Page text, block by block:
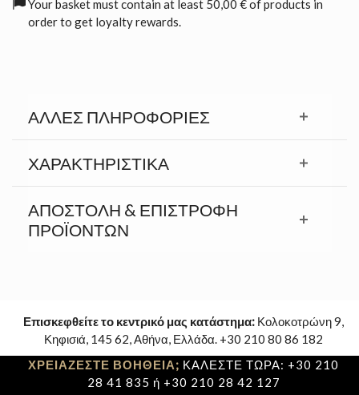
Your basket must contain at least 50,00 € of products in
order to get loyalty rewards.
ΆΛΛΕΣ ΠΛΗΡΟΦΟΡΊΕΣ
ΧΑΡΑΚΤΗΡΙΣΤΙΚΆ
ΑΠΟΣΤΟΛΉ & ΕΠΙΣΤΡΟΦΉ
ΠΡΟΪΟΝΤΩΝ
Επισκεφθείτε το κεντρικό μας κατάστημα: Κολοκοτρώνη 9,
Κηφισιά, 145 62, Αθήνα, Ελλάδα. +30 210 80 86 182
ΧΡΕΙΑΖΕΣΤΕ ΒΟΗΘΕΙΑ; ΚΑΛΕΣΤΕ ΤΩΡΑ: +30 210
28 41 835 ή +30 210 28 42 127